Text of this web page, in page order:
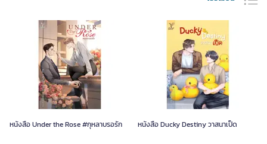
หนังสือ Under the Rose #กุหลาบรอรัก หนังสือ Ducky Destiny วาสนาเป็ด